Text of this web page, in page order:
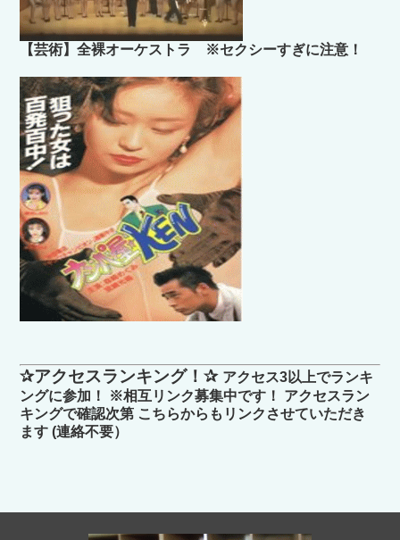
【芸術】全裸オーケストラ ※セクシーすぎに注意！
✰アクセスランキング！✰ アクセス3以上でランキ
ングに参加！ ※相互リンク募集中です！ アクセスラン
キングで確認次第 こちらからもリンクさせていただき
ます (連絡不要）